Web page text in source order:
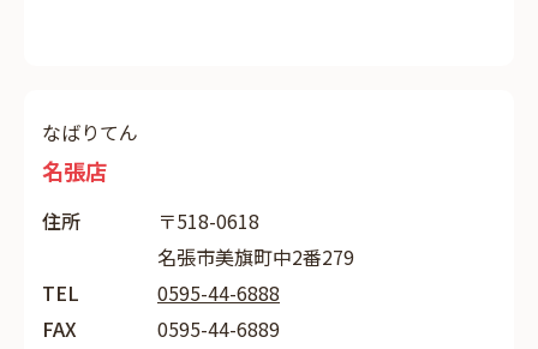
なばりてん
名張店
住所
〒518-0618
名張市美旗町中2番279
TEL
0595-44-6888
FAX
0595-44-6889